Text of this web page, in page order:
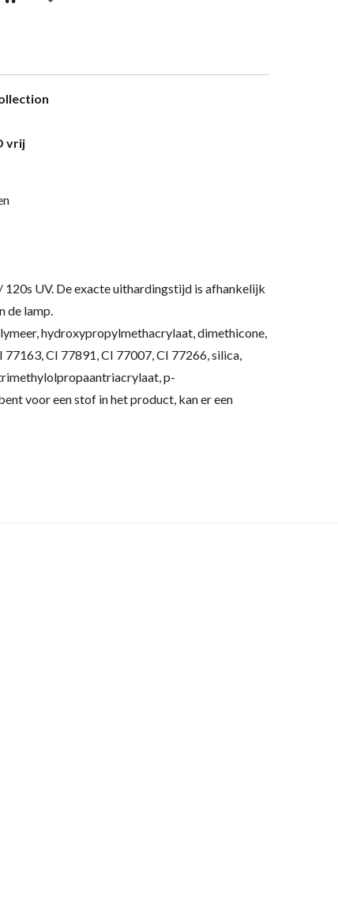
vrij
120s UV. De exacte uithardingstijd is afhankelijk
de lamp.
hydroxypropylmethacrylaat, dimethicone,
CI 77891, CI 77007, CI 77266, silica,
p-
voor een stof in het product, kan er een